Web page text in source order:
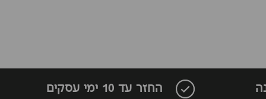
החזר עד 10 ימי עסקים